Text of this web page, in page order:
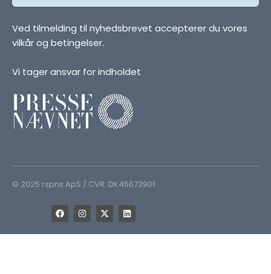
Ved tilmelding til nyhedsbrevet accepterer du vores
vilkår og betingelser.
Vi tager ansvar for indholdet
© 2025 rspns ApS / CVR: DK45673901